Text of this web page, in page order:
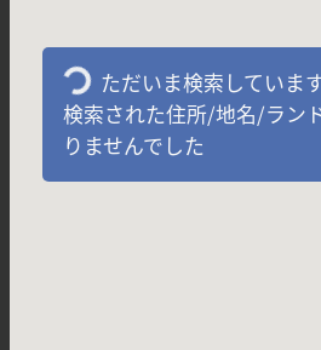
ただいま検索していま
検索された住所/地名/ラン
りませんでした